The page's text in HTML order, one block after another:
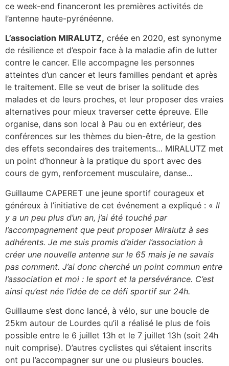
ce week-end financeront les premières activités de
l’antenne haute-pyrénéenne.
L’association MIRALUTZ, créée en 2020, est synonyme
de résilience et d’espoir face à la maladie afin de lutter
contre le cancer. Elle accompagne les personnes
atteintes d’un cancer et leurs familles pendant et après
le traitement. Elle se veut de briser la solitude des
malades et de leurs proches, et leur proposer des vraies
alternatives pour mieux traverser cette épreuve. Elle
organise, dans son local à Pau ou en extérieur, des
conférences sur les thèmes du bien-être, de la gestion
des effets secondaires des traitements… MIRALUTZ met
un point d’honneur à la pratique du sport avec des
cours de gym, renforcement musculaire, danse...
Guillaume CAPERET une jeune sportif courageux et
généreux à l’initiative de cet événement a expliqué : « Il
y a un peu plus d’un an, j’ai été touché par
l’accompagnement que peut proposer Miralutz à ses
adhérents. Je me suis promis d’aider l’association à
créer une nouvelle antenne sur le 65 mais je ne savais
pas comment. J’ai donc cherché un point commun entre
l’association et moi : le sport et la persévérance. C’est
ainsi qu’est née l’idée de ce défi sportif sur 24h.
Guillaume s’est donc lancé, à vélo, sur une boucle de
25km autour de Lourdes qu’il a réalisé le plus de fois
possible entre le 6 juillet 13h et le 7 juillet 13h (soit 24h
nuit comprise). D’autres cyclistes qui s’étaient inscrits
ont pu l’accompagner sur une ou plusieurs boucles.